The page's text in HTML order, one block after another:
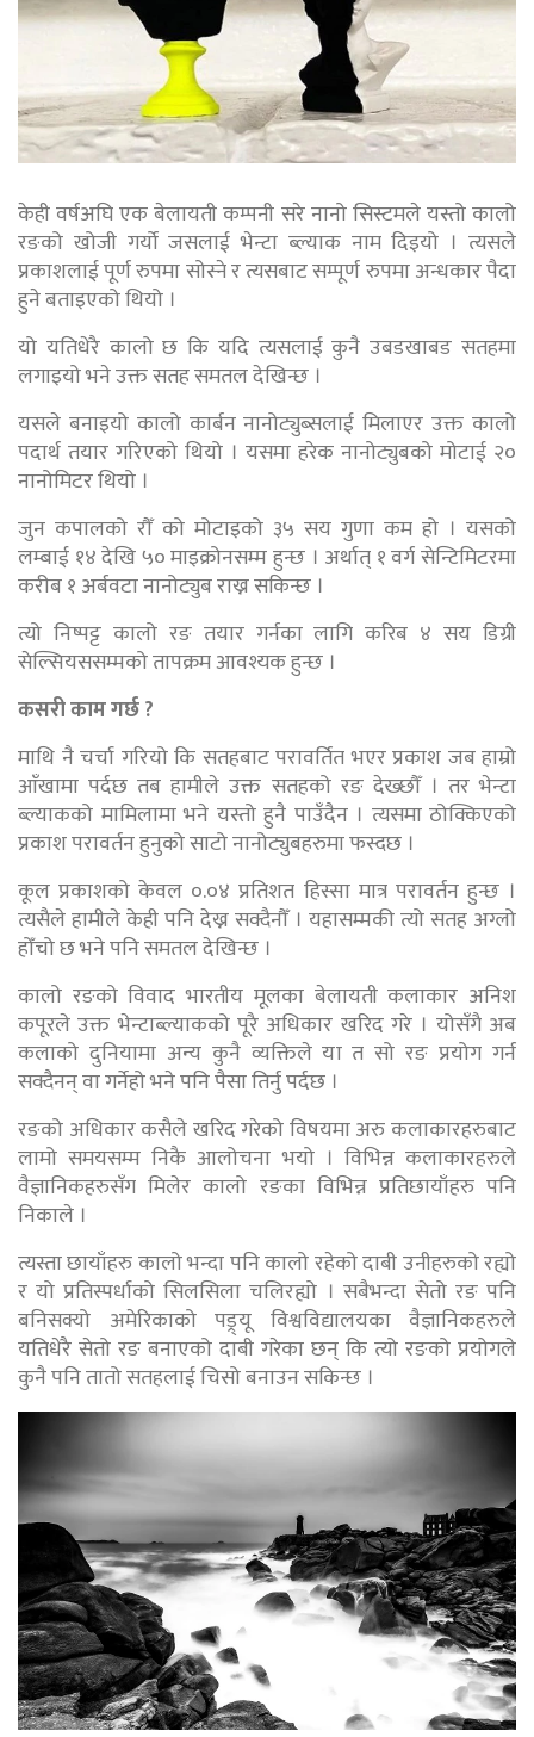
केही वर्षअघि एक बेलायती कम्पनी सरे नानो सिस्टमले यस्तो कालो
रङको खोजी गर्यो जसलाई भेन्टा ब्ल्याक नाम दिइयो । त्यसले
प्रकाशलाई पूर्ण रुपमा सोस्ने र त्यसबाट सम्पूर्ण रुपमा अन्धकार पैदा
हुने बताइएको थियो ।
यो यतिधेरै कालो छ कि यदि त्यसलाई कुनै उबडखाबड सतहमा
लगाइयो भने उक्त सतह समतल देखिन्छ ।
यसले बनाइयो कालो कार्बन नानोट्युब्सलाई मिलाएर उक्त कालो
पदार्थ तयार गरिएको थियो । यसमा हरेक नानोट्युबको मोटाई २०
नानोमिटर थियो ।
जुन कपालको रौँ को मोटाइको ३५ सय गुणा कम हो । यसको
लम्बाई १४ देखि ५० माइक्रोनसम्म हुन्छ । अर्थात् १ वर्ग सेन्टिमिटरमा
करीब १ अर्बवटा नानोट्युब राख्न सकिन्छ ।
त्यो निष्पट्ट कालो रङ तयार गर्नका लागि करिब ४ सय डिग्री
सेल्सियससम्मको तापक्रम आवश्यक हुन्छ ।
कसरी काम गर्छ ?
माथि नै चर्चा गरियो कि सतहबाट परावर्तित भएर प्रकाश जब हाम्रो
आँखामा पर्दछ तब हामीले उक्त सतहको रङ देख्छौँ । तर भेन्टा
ब्ल्याकको मामिलामा भने यस्तो हुनै पाउँदैन । त्यसमा ठोक्किएको
प्रकाश परावर्तन हुनुको साटो नानोट्युबहरुमा फस्दछ ।
कूल प्रकाशको केवल ०.०४ प्रतिशत हिस्सा मात्र परावर्तन हुन्छ ।
त्यसैले हामीले केही पनि देख्न सक्दैनौँ । यहासम्मकी त्यो सतह अग्लो
होँचो छ भने पनि समतल देखिन्छ ।
कालो रङको विवाद भारतीय मूलका बेलायती कलाकार अनिश
कपूरले उक्त भेन्टाब्ल्याकको पूरै अधिकार खरिद गरे । योसँगै अब
कलाको दुनियामा अन्य कुनै व्यक्तिले या त सो रङ प्रयोग गर्न
सक्दैनन् वा गर्नेहो भने पनि पैसा तिर्नु पर्दछ ।
रङको अधिकार कसैले खरिद गरेको विषयमा अरु कलाकारहरुबाट
लामो समयसम्म निकै आलोचना भयो । विभिन्न कलाकारहरुले
वैज्ञानिकहरुसँग मिलेर कालो रङका विभिन्न प्रतिछायाँहरु पनि
निकाले ।
त्यस्ता छायाँहरु कालो भन्दा पनि कालो रहेको दाबी उनीहरुको रह्यो
र यो प्रतिस्पर्धाको सिलसिला चलिरह्यो । सबैभन्दा सेतो रङ पनि
बनिसक्यो अमेरिकाको पड्र्यू विश्वविद्यालयका वैज्ञानिकहरुले
यतिधेरै सेतो रङ बनाएको दाबी गरेका छन् कि त्यो रङको प्रयोगले
कुनै पनि तातो सतहलाई चिसो बनाउन सकिन्छ ।